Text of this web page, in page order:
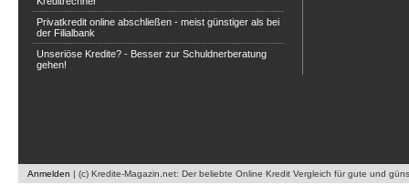
Privatkredit online abschließen - meist günstiger als bei
der Filialbank
Unseriöse Kredite? - Besser zur Schuldnerberatung
gehen!
Anmelden | (c) Kredite-Magazin.net: Der beliebte Online Kredit Vergleich für gute und